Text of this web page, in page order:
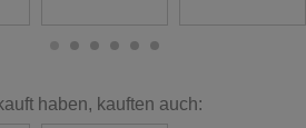
haben, kauften auch: